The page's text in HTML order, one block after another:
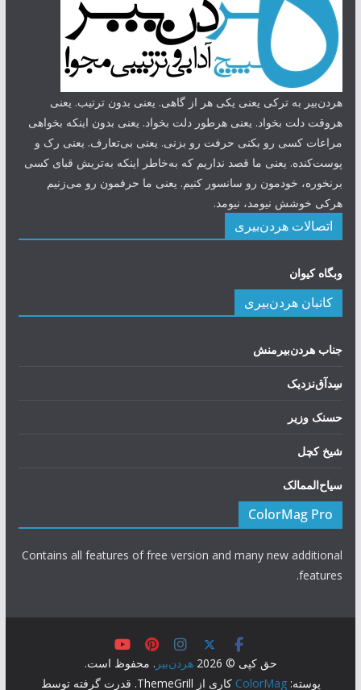
هردن‌بیر به ترکی یعنی یکی هر از گاهی. یعنی بدون ترتیب. یعنی
هروقت دلت بخواد. یعنی هرطور دلت بخواد. یعنی بدون اینکه بخواهی
مراعات کسی رو بکنی حرفت رو بزنی. یعنی بی‌تعارف. یعنی رک و
پوست‌کنده. یعنی ما قصد نداریم که به‌خاطر اینکه به‌تریش قبای کسی
برنخوره، خودمون رو سانسور کنیم. یعنی ما حرفمون رو می‌زنیم
هرکی خوشش نیومد، نیومد.
اتصالات هردن‌بیری
وبگاه کیوان
کاتبان هردن‌بیری
جناب هردن‌بیرمنش
سِد‌آق‌نزدیک
حسنک وزیر
شیخ کچل
سیاح‌الممالک
ColorMag Pro
Contains all features of free version and many new additional
features.
حق کپی © 2026 هردن‌بیر . محفوظ است.
پوسته:ColorMag کاری از ThemeGrill. قدرت گرفته توسط